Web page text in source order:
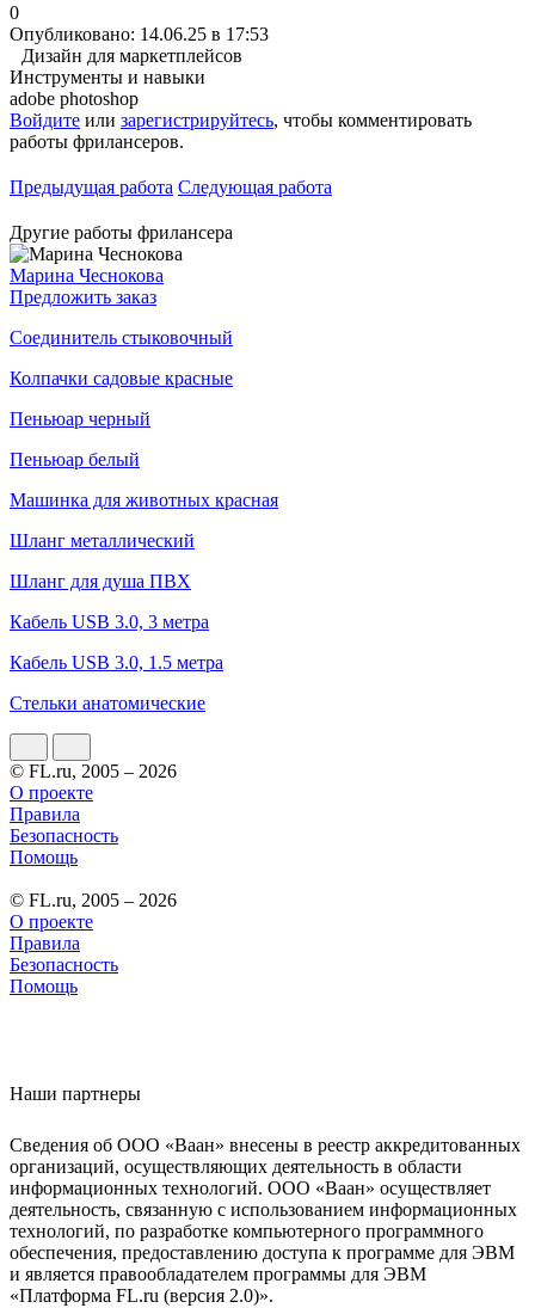
0
Опубликовано: 14.06.25 в 17:53
Дизайн для маркетплейсов
Инструменты и навыки
adobe photoshop
Войдите или зарегистрируйтесь, чтобы комментировать
работы фрилансеров.
Предыдущая работа Следующая работа
Другие работы фрилансера
Марина Чеснокова
Предложить заказ
Соединитель стыковочный
Колпачки садовые красные
Пеньюар черный
Пеньюар белый
Машинка для животных красная
Шланг металлический
Шланг для душа ПВХ
Кабель USB 3.0, 3 метра
Кабель USB 3.0, 1.5 метра
Стельки анатомические
© FL.ru, 2005 – 2026
О проекте
Правила
Безопасность
Помощь
© FL.ru, 2005 – 2026
О проекте
Правила
Безопасность
Помощь
Наши партнеры
Сведения об ООО «Ваан» внесены в реестр аккредитованных
организаций, осуществляющих деятельность в области
информационных технологий. ООО «Ваан» осуществляет
деятельность, связанную с использованием информационных
технологий, по разработке компьютерного программного
обеспечения, предоставлению доступа к программе для ЭВМ
и является правообладателем программы для ЭВМ
«Платформа FL.ru (версия 2.0)».